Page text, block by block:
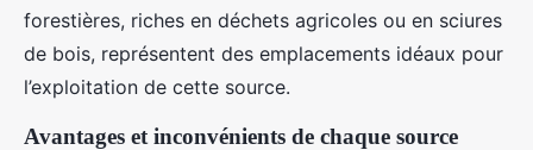
forestières, riches en déchets agricoles ou en sciures
de bois, représentent des emplacements idéaux pour
l’exploitation de cette source.
Avantages et inconvénients de chaque source